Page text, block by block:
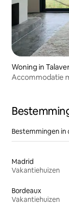
Woning in
Accommodatie
Bestemmingen in
Madrid
Vakantiehuizen
Bordeaux
Vakantiehuizen